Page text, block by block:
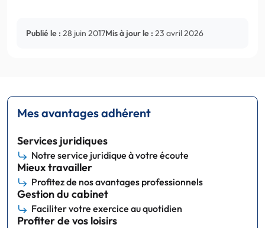
Publié le : 28 juin 2017Mis à jour le : 23 avril 2026
Mes avantages adhérent
Services juridiques
Notre service juridique à votre écoute
Mieux travailler
Profitez de nos avantages professionnels
Gestion du cabinet
Faciliter votre exercice au quotidien
Profiter de vos loisirs